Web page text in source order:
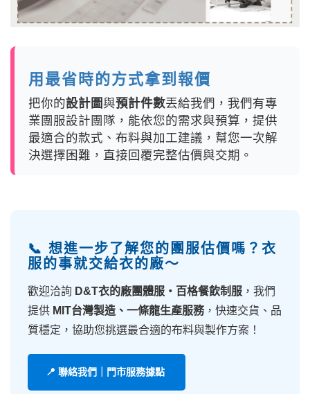
用最省時的方式拿到報價
把你的設計圖與預計件數丟給我們，我們有專
業團服設計團隊，能依您的需求與預算，提供
最適合的款式、布料與加工建議，幫您一次解
決選擇困難，直接回覆完整估價與交期。
📞 想進一步了解您的團服估價嗎？衣
服的事就交給衣的廠～
歡迎洽詢 D&T衣的廠團體服・百格餐飲制服 ，我們
提供 MIT台灣製造、一條龍生產服務，快速交貨、品
質穩定，協助您挑選最合適的布料與製作方案！
📍 聯絡我們｜門市服務據點